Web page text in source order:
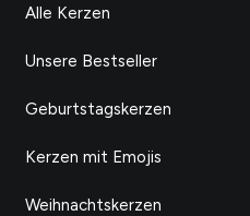
Alle Kerzen
Unsere Bestseller
Geburtstagskerzen
Kerzen mit Emojis
Weihnachtskerzen